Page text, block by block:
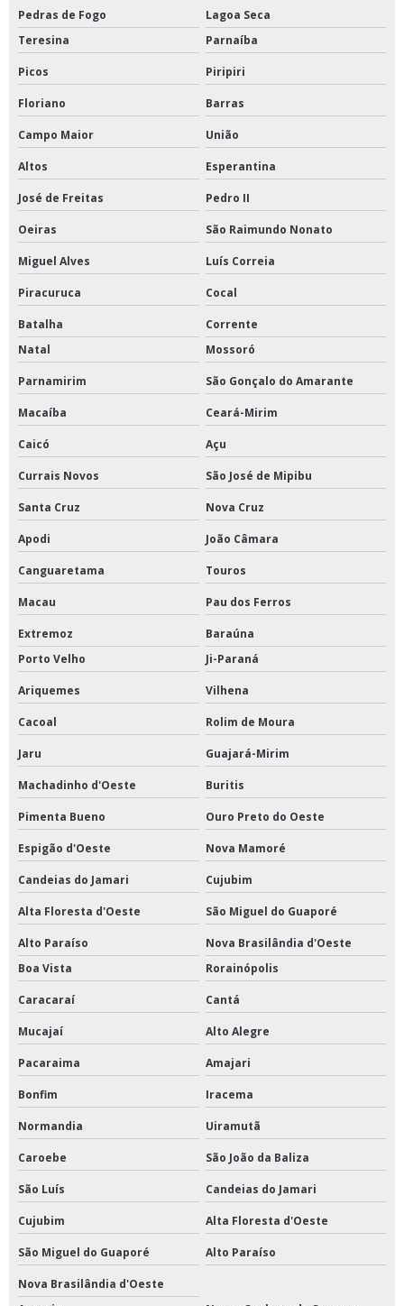
Pedras de Fogo
Lagoa Seca
Teresina
Parnaíba
Picos Piripiri
Floriano Barras
Campo Maior União
Altos Esperantina
José de Freitas Pedro II
Oeiras São Raimundo Nonato
Miguel Alves Luís Correia
Piracuruca Cocal
Batalha
Corrente
Natal
Mossoró
Parnamirim São Gonçalo do Amarante
Macaíba Ceará-Mirim
Caicó Açu
Currais Novos São José de Mipibu
Santa Cruz Nova Cruz
Apodi João Câmara
Canguaretama Touros
Macau Pau dos Ferros
Extremoz
Baraúna
Porto Velho
Ji-Paraná
Ariquemes Vilhena
Cacoal Rolim de Moura
Jaru Guajará-Mirim
Machadinho d'Oeste Buritis
Pimenta Bueno Ouro Preto do Oeste
Espigão d'Oeste Nova Mamoré
Candeias do Jamari Cujubim
Alta Floresta d'Oeste São Miguel do Guaporé
Alto Paraíso
Nova Brasilândia d'Oeste
Boa Vista
Rorainópolis
Caracaraí Cantá
Mucajaí Alto Alegre
Pacaraima Amajari
Bonfim Iracema
Normandia Uiramutã
Caroebe São João da Baliza
São Luís Candeias do Jamari
Cujubim Alta Floresta d'Oeste
São Miguel do Guaporé Alto Paraíso
Nova Brasilândia d'Oeste